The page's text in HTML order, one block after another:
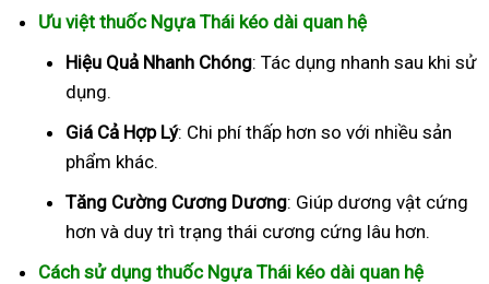
Ưu việt thuốc Ngựa Thái kéo dài quan hệ
Hiệu Quả Nhanh Chóng: Tác dụng nhanh sau khi sử
dụng.
Giá Cả Hợp Lý: Chi phí thấp hơn so với nhiều sản
phẩm khác.
Tăng Cường Cương Dương: Giúp dương vật cứng
hơn và duy trì trạng thái cương cứng lâu hơn.
Cách sử dụng thuốc Ngựa Thái kéo dài quan hệ